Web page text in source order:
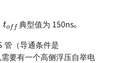
典型值为 150ns。
管（导通条件是
要有一个高侧浮压自举电